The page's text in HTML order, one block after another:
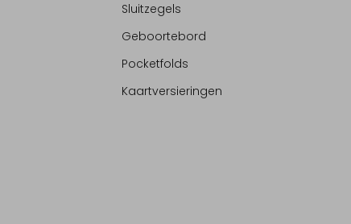
Sluitzegels
Geboortebord
Pocketfolds
Kaartversieringen